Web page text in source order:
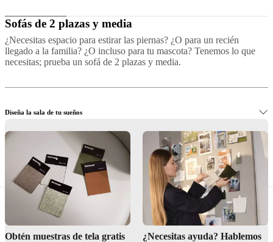
Sofás de 2 plazas y media
¿Necesitas espacio para estirar las piernas? ¿O para un recién
llegado a la familia? ¿O incluso para tu mascota? Tenemos lo que
necesitas; prueba un sofá de 2 plazas y media.
Diseña la sala de tu sueños
Servicio de decoración de interiores
Compra elegantes sofás de 2.5 plazas
Obtén muestras de tela gratis ¿Necesitas ayuda? Hablemos